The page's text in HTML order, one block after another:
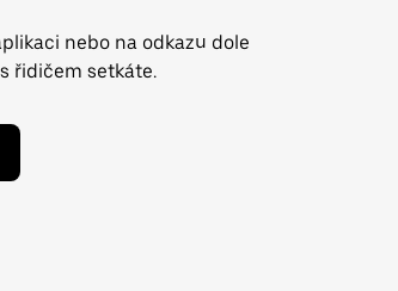
nebo na odkazu dole
řidičem setkáte.